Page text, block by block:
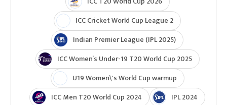
ICC Cricket World Cup League 2
Indian Premier League (IPL 2025)
ICC Women’s Under-19 T20 World Cup 2025
U19 Women\'s World Cup warmup
ICC Men T20 World Cup 2024
IPL 2024